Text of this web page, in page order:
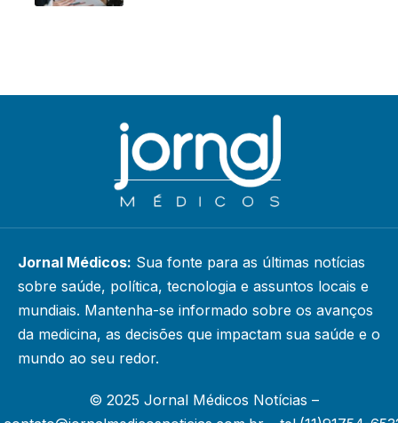
Jornal Médicos: Sua fonte para as últimas notícias
sobre saúde, política, tecnologia e assuntos locais e
mundiais. Mantenha-se informado sobre os avanços
da medicina, as decisões que impactam sua saúde e o
mundo ao seu redor.
© 2025 Jornal Médicos Notícias –